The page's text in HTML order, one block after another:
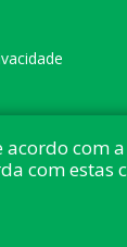
Todos
com
com estas